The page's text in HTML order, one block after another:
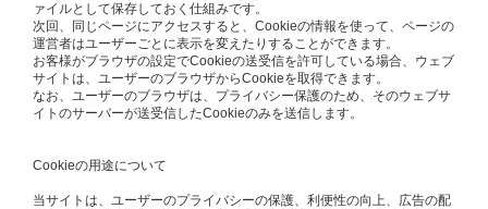
ァイルとして保存しておく仕組みです。
次回、同じページにアクセスすると、Cookieの情報を使って、ページの
運営者はユーザーごとに表示を変えたりすることができます。
お客様がブラウザの設定でCookieの送受信を許可している場合、ウェブ
サイトは、ユーザーのブラウザからCookieを取得できます。
なお、ユーザーのブラウザは、プライバシー保護のため、そのウェブサ
イトのサーバーが送受信したCookieのみを送信します。
Cookieの用途について
当サイトは、ユーザーのプライバシーの保護、利便性の向上、広告の配